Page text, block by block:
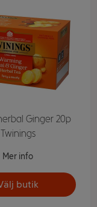
Ginger 20p
Twinings
Mer info
butik